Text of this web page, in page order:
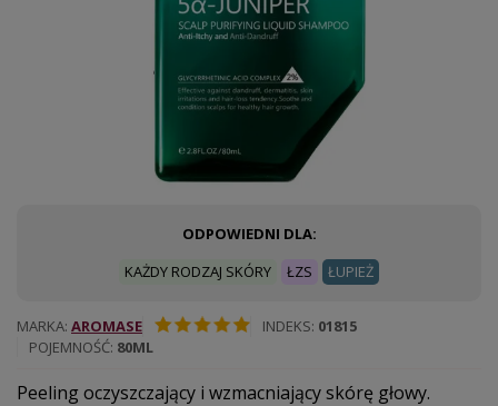
ODPOWIEDNI DLA:
KAŻDY RODZAJ SKÓRY
ŁZS ŁUPIEŻ
INDEKS 01815
MARKA AROMASE
POJEMNOŚĆ 80ML
Peeling oczyszczający i wzmacniający skórę głowy.